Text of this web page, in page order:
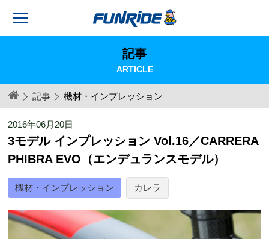
記事
ARTICLE
記事 機材・インプレッション
2016年06月20日
3モデル インプレッション Vol.16／CARRERA
PHIBRA EVO（エンデュランスモデル）
機材・インプレッション カレラ